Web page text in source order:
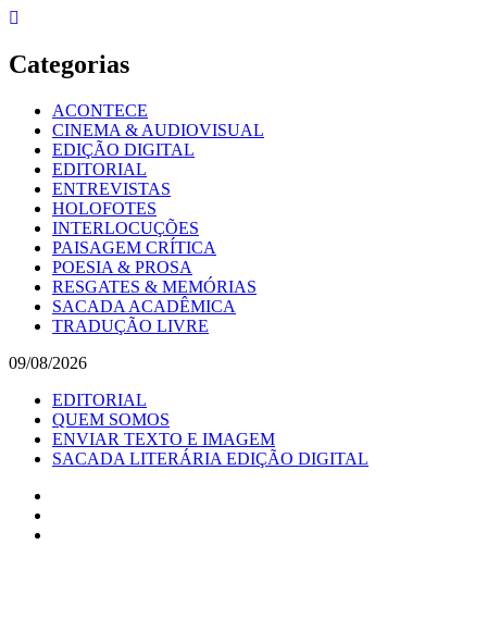
Skip
content
Categorias
ACONTECE
CINEMA & AUDIOVISUAL
EDIÇÃO DIGITAL
EDITORIAL
ENTREVISTAS
HOLOFOTES
INTERLOCUÇÕES
PAISAGEM CRÍTICA
POESIA & PROSA
RESGATES & MEMÓRIAS
SACADA ACADÊMICA
TRADUÇÃO LIVRE
09/08/2026
EDITORIAL
QUEM SOMOS
ENVIAR TEXTO E IMAGEM
SACADA LITERÁRIA EDIÇÃO DIGITAL